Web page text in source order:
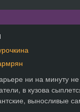
ни на минуту не
в кузова
выносливые